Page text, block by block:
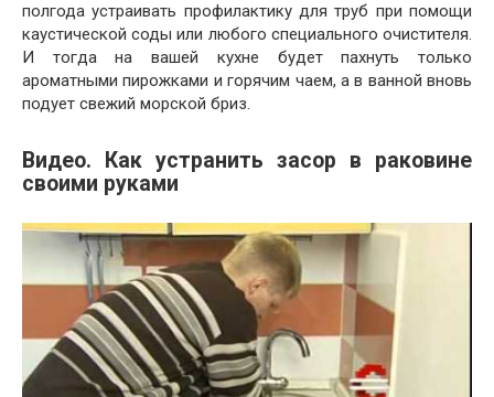
полгода устраивать профилактику для труб при помощи
каустической соды или любого специального очистителя.
И тогда на вашей кухне будет пахнуть только
ароматными пирожками и горячим чаем, а в ванной вновь
подует свежий морской бриз.
Видео. Как устранить засор в раковине
своими руками